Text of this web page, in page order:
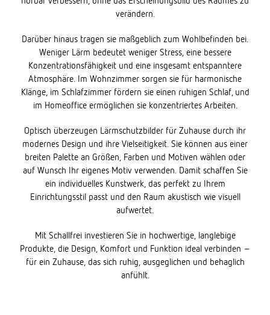
verändern.
Darüber hinaus tragen sie maßgeblich zum Wohlbefinden bei.
Weniger Lärm bedeutet weniger Stress, eine bessere
Konzentrationsfähigkeit und eine insgesamt entspanntere
Atmosphäre. Im Wohnzimmer sorgen sie für harmonische
Klänge, im Schlafzimmer fördern sie einen ruhigen Schlaf, und
im Homeoffice ermöglichen sie konzentriertes Arbeiten.
Optisch überzeugen Lärmschutzbilder für Zuhause durch ihr
modernes Design und ihre Vielseitigkeit. Sie können aus einer
breiten Palette an Größen, Farben und Motiven wählen oder
auf Wunsch Ihr eigenes Motiv verwenden. Damit schaffen Sie
ein individuelles Kunstwerk, das perfekt zu Ihrem
Einrichtungsstil passt und den Raum akustisch wie visuell
aufwertet.
Mit Schallfrei investieren Sie in hochwertige, langlebige
Produkte, die Design, Komfort und Funktion ideal verbinden –
für ein Zuhause, das sich ruhig, ausgeglichen und behaglich
anfühlt.